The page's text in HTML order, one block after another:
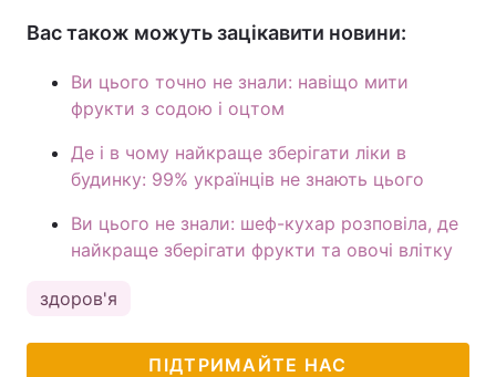
Вас також можуть зацікавити новини:
Ви цього точно не знали: навіщо мити
фрукти з содою і оцтом
Де і в чому найкраще зберігати ліки в
будинку: 99% українців не знають цього
Ви цього не знали: шеф-кухар розповіла, де
найкраще зберігати фрукти та овочі влітку
здоров'я
ПІДТРИМАЙТЕ НАС